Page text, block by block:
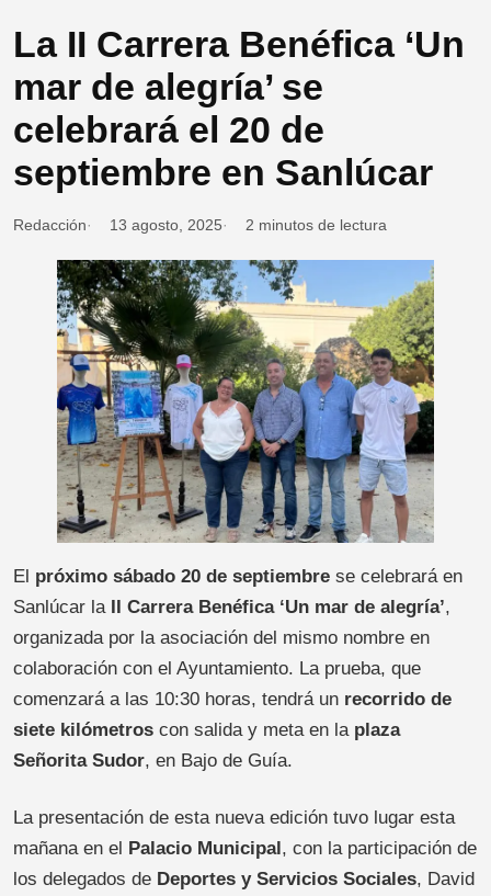
La II Carrera Benéfica ‘Un
mar de alegría’ se
celebrará el 20 de
septiembre en Sanlúcar
Redacción 13 agosto, 2025 2 minutos de lectura
El próximo sábado 20 de septiembre se celebrará en
Sanlúcar la II Carrera Benéfica ‘Un mar de alegría’,
organizada por la asociación del mismo nombre en
colaboración con el Ayuntamiento. La prueba, que
comenzará a las 10:30 horas, tendrá un recorrido de
siete kilómetros con salida y meta en la plaza
Señorita Sudor, en Bajo de Guía.
La presentación de esta nueva edición tuvo lugar esta
mañana en el Palacio Municipal, con la participación de
los delegados de Deportes y Servicios Sociales, David